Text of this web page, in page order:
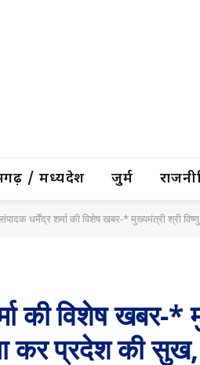
/ मध्यप्रदेश जुर्म
धर्मेंद्र शर्मा की विशेष खबर-* मुख्यमंत्री श्री
की विशेष खबर-*
कर प्रदेश की